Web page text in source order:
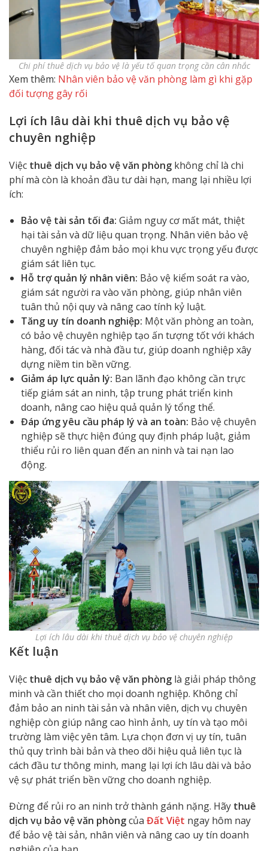
Chi phí thuê dịch vụ bảo vệ là yếu tố quan trọng cần cân nhắc
Xem thêm: Nhân viên bảo vệ văn phòng làm gì khi gặp
đối tượng gây rối
Lợi ích lâu dài khi thuê dịch vụ bảo vệ
chuyên nghiệp
Việc thuê dịch vụ bảo vệ văn phòng không chỉ là chi
phí mà còn là khoản đầu tư dài hạn, mang lại nhiều lợi
ích:
Bảo vệ tài sản tối đa: Giảm nguy cơ mất mát, thiệt
hại tài sản và dữ liệu quan trọng. Nhân viên bảo vệ
chuyên nghiệp đảm bảo mọi khu vực trọng yếu được
giám sát liên tục.
Hỗ trợ quản lý nhân viên: Bảo vệ kiểm soát ra vào,
giám sát người ra vào văn phòng, giúp nhân viên
tuân thủ nội quy và nâng cao tính kỷ luật.
Tăng uy tín doanh nghiệp: Một văn phòng an toàn,
có bảo vệ chuyên nghiệp tạo ấn tượng tốt với khách
hàng, đối tác và nhà đầu tư, giúp doanh nghiệp xây
dựng niềm tin bền vững.
Giảm áp lực quản lý: Ban lãnh đạo không cần trực
tiếp giám sát an ninh, tập trung phát triển kinh
doanh, nâng cao hiệu quả quản lý tổng thể.
Đáp ứng yêu cầu pháp lý và an toàn: Bảo vệ chuyên
nghiệp sẽ thực hiện đúng quy định pháp luật, giảm
thiểu rủi ro liên quan đến an ninh và tai nạn lao
động.
Lợi ích lâu dài khi thuê dịch vụ bảo vệ chuyên nghiệp
Kết luận
Việc thuê dịch vụ bảo vệ văn phòng là giải pháp thông
minh và cần thiết cho mọi doanh nghiệp. Không chỉ
đảm bảo an ninh tài sản và nhân viên, dịch vụ chuyên
nghiệp còn giúp nâng cao hình ảnh, uy tín và tạo môi
trường làm việc yên tâm. Lựa chọn đơn vị uy tín, tuân
thủ quy trình bài bản và theo dõi hiệu quả liên tục là
cách đầu tư thông minh, mang lại lợi ích lâu dài và bảo
vệ sự phát triển bền vững cho doanh nghiệp.
Đừng để rủi ro an ninh trở thành gánh nặng. Hãy thuê
dịch vụ bảo vệ văn phòngcủa Đất Việt ngay hôm nay
để bảo vệ tài sản, nhân viên và nâng cao uy tín doanh